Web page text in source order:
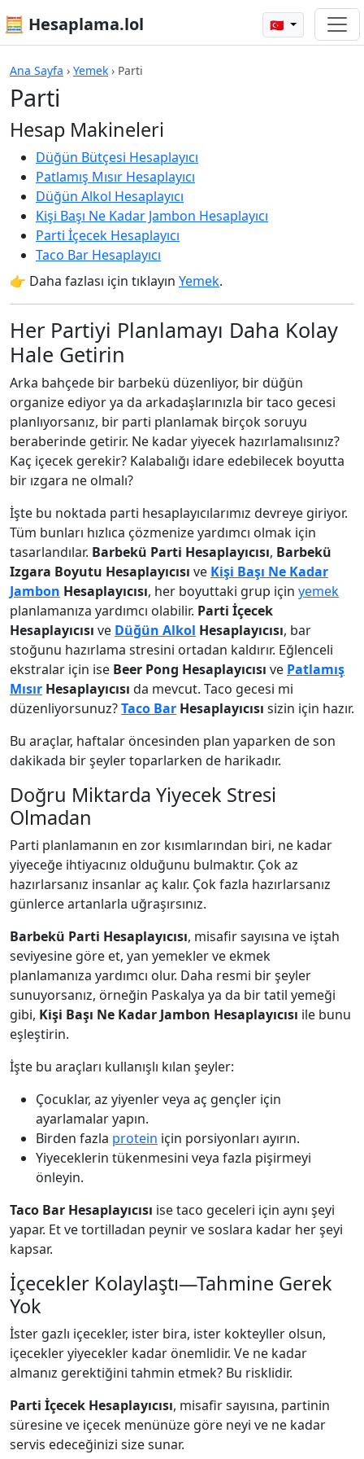
🧮 Hesaplama.lol 🇹🇷
Ana Sayfa › Yemek › Parti
Parti
Hesap Makineleri
Düğün Bütçesi Hesaplayıcı
Patlamış Mısır Hesaplayıcı
Düğün Alkol Hesaplayıcı
Kişi Başı Ne Kadar Jambon Hesaplayıcı
Parti İçecek Hesaplayıcı
Taco Bar Hesaplayıcı
👉 Daha fazlası için tıklayın Yemek.
Her Partiyi Planlamayı Daha Kolay
Hale Getirin
Arka bahçede bir barbekü düzenliyor, bir düğün
organize ediyor ya da arkadaşlarınızla bir taco gecesi
planlıyorsanız, bir parti planlamak birçok soruyu
beraberinde getirir. Ne kadar yiyecek hazırlamalısınız?
Kaç içecek gerekir? Kalabalığı idare edebilecek boyutta
bir ızgara ne olmalı?
İşte bu noktada parti hesaplayıcılarımız devreye giriyor.
Tüm bunları hızlıca çözmenize yardımcı olmak için
tasarlandılar. Barbekü Parti Hesaplayıcısı, Barbekü
Izgara Boyutu Hesaplayıcısı ve Kişi Başı Ne Kadar
Jambon Hesaplayıcısı, her boyuttaki grup için yemek
planlamanıza yardımcı olabilir. Parti İçecek
Hesaplayıcısı ve Düğün Alkol Hesaplayıcısı, bar
stoğunu hazırlama stresini ortadan kaldırır. Eğlenceli
ekstralar için ise Beer Pong Hesaplayıcısı ve Patlamış
Mısır Hesaplayıcısı da mevcut. Taco gecesi mi
düzenliyorsunuz?Taco Bar Hesaplayıcısı sizin için hazır.
Bu araçlar, haftalar öncesinden plan yaparken de son
dakikada bir şeyler toparlarken de harikadır.
Doğru Miktarda Yiyecek Stresi
Olmadan
Parti planlamanın en zor kısımlarından biri, ne kadar
yiyeceğe ihtiyacınız olduğunu bulmaktır. Çok az
hazırlarsanız insanlar aç kalır. Çok fazla hazırlarsanız
günlerce artanlarla uğraşırsınız.
Barbekü Parti Hesaplayıcısı, misafir sayısına ve iştah
seviyesine göre et, yan yemekler ve ekmek
planlamanıza yardımcı olur. Daha resmi bir şeyler
sunuyorsanız, örneğin Paskalya ya da bir tatil yemeği
gibi, Kişi Başı Ne Kadar Jambon Hesaplayıcısı ile bunu
eşleştirin.
İşte bu araçları kullanışlı kılan şeyler:
Çocuklar, az yiyenler veya aç gençler için
ayarlamalar yapın.
Birden fazla protein için porsiyonları ayırın.
Yiyeceklerin tükenmesini veya fazla pişirmeyi
önleyin.
Taco Bar Hesaplayıcısı ise taco geceleri için aynı şeyi
yapar. Et ve tortilladan peynir ve soslara kadar her şeyi
kapsar.
İçecekler Kolaylaştı—Tahmine Gerek
Yok
İster gazlı içecekler, ister bira, ister kokteyller olsun,
içecekler yiyecekler kadar önemlidir. Ve ne kadar
almanız gerektiğini tahmin etmek? Bu risklidir.
Parti İçecek Hesaplayıcısı, misafir sayısına, partinin
süresine ve içecek menünüze göre neyi ve ne kadar
servis edeceğinizi size sunar.